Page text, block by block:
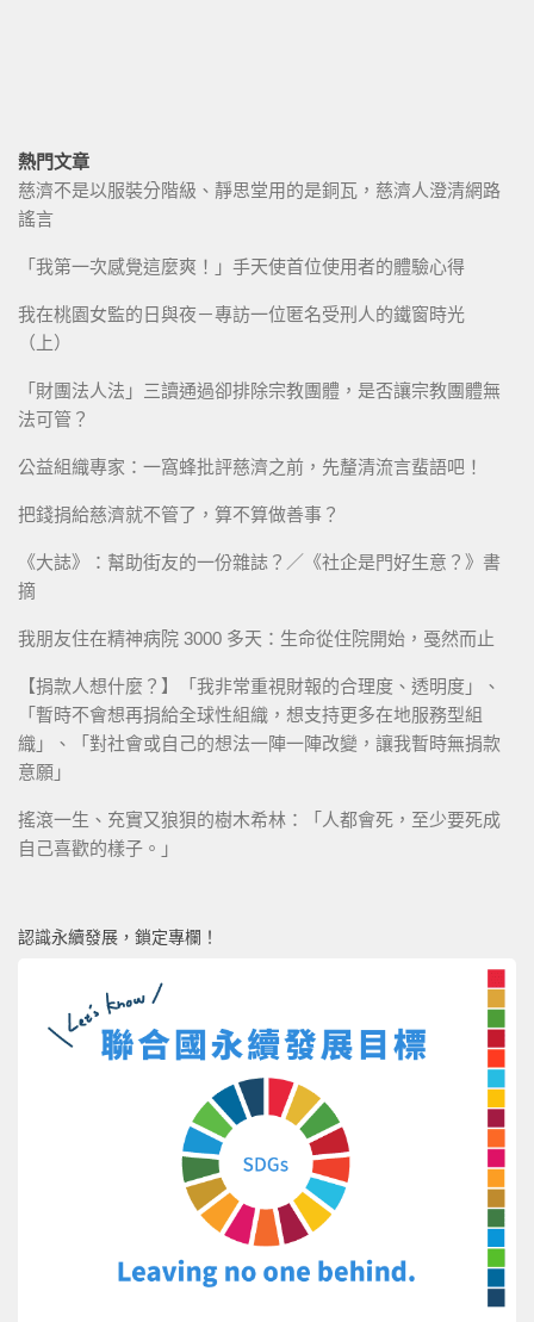
熱門文章
慈濟不是以服裝分階級、靜思堂用的是銅瓦，慈濟人澄清網路
謠言
「我第一次感覺這麼爽！」手天使首位使用者的體驗心得
我在桃園女監的日與夜－專訪一位匿名受刑人的鐵窗時光
（上）
「財團法人法」三讀通過卻排除宗教團體，是否讓宗教團體無
法可管？
公益組織專家：一窩蜂批評慈濟之前，先釐清流言蜚語吧！
把錢捐給慈濟就不管了，算不算做善事？
《大誌》：幫助街友的一份雜誌？／《社企是門好生意？》書
摘
我朋友住在精神病院 3000 多天：生命從住院開始，戞然而止
【捐款人想什麼？】「我非常重視財報的合理度、透明度」、
「暫時不會想再捐給全球性組織，想支持更多在地服務型組
織」、「對社會或自己的想法一陣一陣改變，讓我暫時無捐款
意願」
搖滾一生、充實又狼狽的樹木希林：「人都會死，至少要死成
自己喜歡的樣子。」
認識永續發展，鎖定專欄！